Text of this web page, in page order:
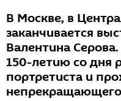
В Москве, в
заканчивается
Валентина
150-летию со дня
портретиста и